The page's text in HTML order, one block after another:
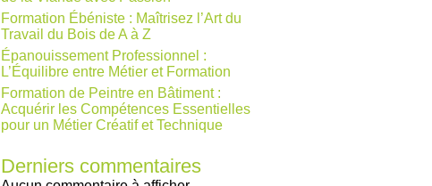
Formation Ébéniste : Maîtrisez l’Art du
Travail du Bois de A à Z
Épanouissement Professionnel :
L’Équilibre entre Métier et Formation
Formation de Peintre en Bâtiment :
Acquérir les Compétences Essentielles
pour un Métier Créatif et Technique
Derniers commentaires